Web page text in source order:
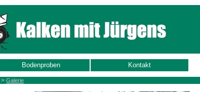
Bodenproben Kontakt
> Galerie